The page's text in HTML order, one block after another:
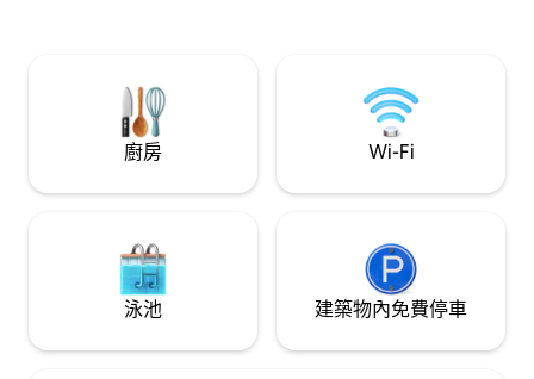
素，大教堂及其所有輝煌，透過放置在客
廳重要位置的大鏡子，神奇地進入客廳。
真的很獨特！ 她的臥室是獨特的舒適空
間，配備150公分的床，床墊和枕頭都是最
裡面配備了所有必要的設施。 您可以在臥
有東西的顏色和形狀都相互搭配：床頭
板、橫樑、壁紙、床單，一切都很和
代椅子，您可以從這裡看到世界上最美的
150 公分沙發床，讓你可以充分利用公寓的
廚房 Wi-Fi
泳池 建築物內免費停車